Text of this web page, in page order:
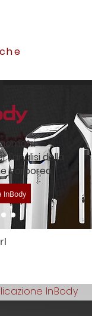
l'analisi della
corporea
InBody
InBody